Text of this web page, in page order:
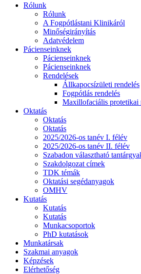
Rólunk
Rólunk
A Fogpótlástani Klinikáról
Minőségirányítás
Adatvédelem
Pácienseinknek
Pácienseinknek
Pácienseinknek
Rendelések
Állkapocsízületi rendelés
Fogpótlás rendelés
Maxillofaciális protetikai
Oktatás
Oktatás
Oktatás
2025/2026-os tanév I. félév
2025/2026-os tanév II. félév
Szabadon választható
Szakdolgozat címek
TDK témák
Oktatási segédanyagok
OMHV
Kutatás
Kutatás
Kutatás
Munkacsoportok
PhD kutatások
Munkatársak
Szakmai anyagok
Képzések
Elérhetőség